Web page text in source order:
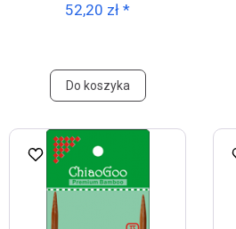
52,20 zł *
Do koszyka